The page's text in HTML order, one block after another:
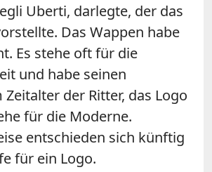
Uberti, darlegte, der das
Das Wappen habe
Es stehe oft für die
und habe seinen
der Ritter, das Logo
für die Moderne.
entschieden sich künftig
für ein Logo.